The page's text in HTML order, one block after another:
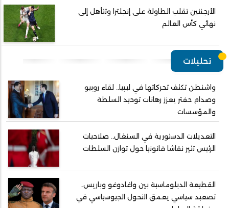
الأرجنتين تقلب الطاولة على إنجلترا وتتأهل إلى
نهائي كأس العالم
تحليلات
واشنطن تكثف تحركاتها في ليبيا.. لقاء روبيو
وصدام حفتر يعزز رهانات توحيد السلطة
والمؤسسات
التعديلات الدستورية في السنغال.. صلاحيات
الرئيس تثير نقاشا قانونيا حول توازن السلطات
القطيعة الدبلوماسية بين واغادوغو وباريس..
تصعيد سياسي يعمق التحول الجيوسياسي في